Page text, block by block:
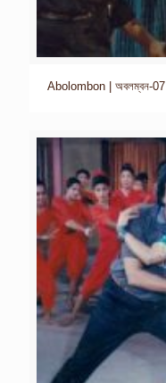
Abolombon | অবলম্বন-07